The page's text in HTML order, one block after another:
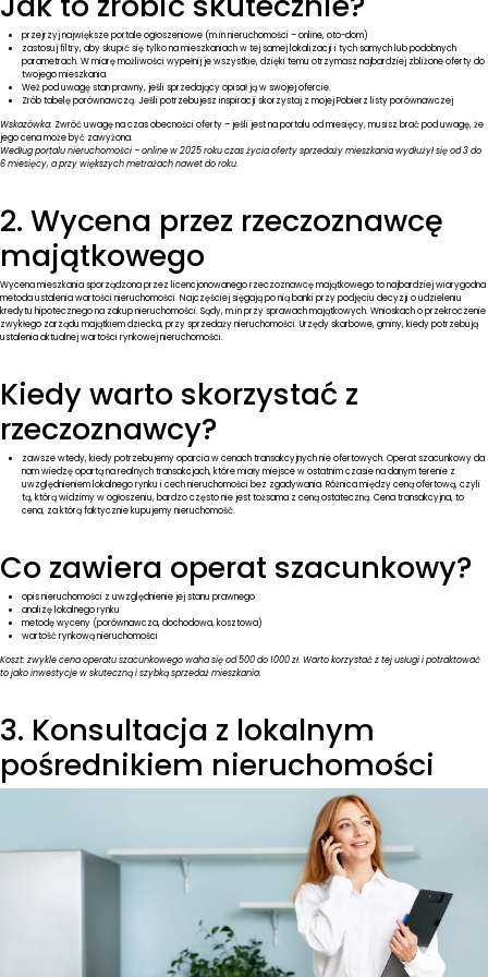
przejrzyj największe portale ogłoszeniowe (m.in nieruchomości – online, oto-dom)
zastosuj filtry, aby skupić się tylko na mieszkaniach w tej samej lokalizacji i tych samych lub podobnych
parametrach. W miarę możliwości wypełnij je wszystkie, dzięki temu otrzymasz najbardziej zbliżone oferty do
twojego mieszkania.
Weź pod uwagę stan prawny, jeśli sprzedający opisał ją w swojej ofercie.
Zrób tabelę porównawczą. Jeśli potrzebujesz inspiracji skorzystaj z mojejPobierz listy porównawczej
Wskazówka: Zwróć uwagę na czas obecności oferty – jeśli jest na portalu od miesięcy, musisz brać pod uwagę, że
jego cena może być zawyżona.
Według portalu nieruchomości – online w 2025 roku czas życia oferty sprzedaży mieszkania wydłużył się od 3 do
6 miesięcy, a przy większych metrażach nawet do roku.
2. Wycena przez rzeczoznawcę
majątkowego
Wycena mieszkania sporządzona przez licencjonowanego rzeczoznawcę majątkowego to najbardziej wiarygodna
metoda ustalenia wartości nieruchomości. Najczęściej sięgają po nią banki przy podjęciu decyzji o udzieleniu
kredytu hipotecznego na zakup nieruchomości. Sądy, m.in przy sprawach majątkowych. Wnioskach o przekroczenie
zwykłego zarządu majątkiem dziecka, przy sprzedaży nieruchomości. Urzędy skarbowe, gminy, kiedy potrzebują
ustalenia aktualnej wartości rynkowej nieruchomości.
Kiedy warto skorzystać z
rzeczoznawcy?
zawsze wtedy, kiedy potrzebujemy oparcia w cenach transakcyjnych nie ofertowych. Operat szacunkowy da
nam wiedzę opartą na realnych transakcjach, które miały miejsce w ostatnim czasie na danym terenie z
uwzględnieniem lokalnego rynku i cech nieruchomości bez zgadywania. Różnica między ceną ofertową, czyli
tą, którą widzimy w ogłoszeniu, bardzo często nie jest tożsama z ceną ostateczną. Cena transakcyjna, to
cena, za którą faktycznie kupujemy nieruchomość.
Co zawiera operat szacunkowy?
opis nieruchomości z uwzględnienie jej stanu prawnego
analizę lokalnego rynku
metodę wyceny (porównawcza, dochodowa, kosztowa)
wartość rynkową nieruchomości
Koszt: zwykle cena operatu szacunkowego waha się od 500 do 1000 zł. Warto korzystać z tej usługi i potraktować
to jako inwestycje w skuteczną i szybką sprzedaż mieszkania.
3. Konsultacja z lokalnym
pośrednikiem nieruchomości